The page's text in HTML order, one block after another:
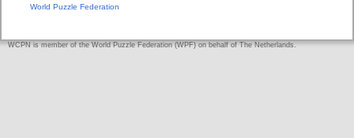
World Puzzle Federation
WCPN is member of the World Puzzle Federation (WPF) on behalf of The Netherlands.